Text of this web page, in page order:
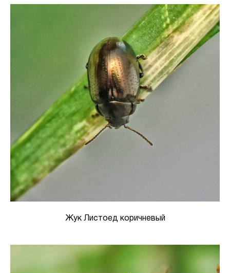
Жук Листоед коричневый